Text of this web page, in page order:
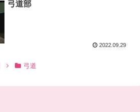
弓道部
2022.09.29
弓道